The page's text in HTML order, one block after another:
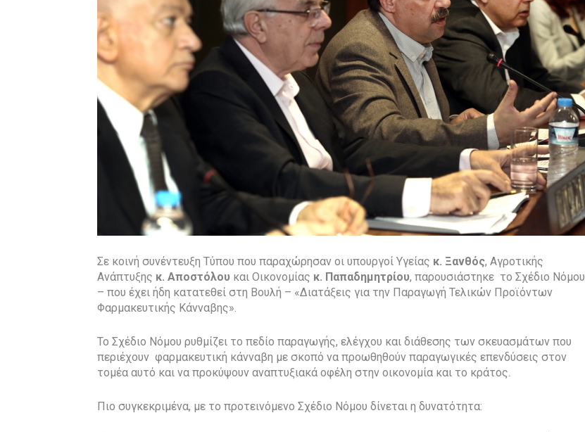
Σε κοινή συνέντευξη Τύπου που παραχώρησαν οι υπουργοί Υγείας κ. Ξανθός, Αγροτικής
Ανάπτυξης κ. Αποστόλου και Οικονομίας κ. Παπαδημητρίου, παρουσιάστηκε το Σχέδιο Νόμου
– που έχει ήδη κατατεθεί στη Βουλή – «Διατάξεις για την Παραγωγή Τελικών Προϊόντων
Φαρμακευτικής Κάνναβης».
Το Σχέδιο Νόμου ρυθμίζει το πεδίο παραγωγής, ελέγχου και διάθεσης των σκευασμάτων που
περιέχουν φαρμακευτική κάνναβη με σκοπό να προωθηθούν παραγωγικές επενδύσεις στον
τομέα αυτό και να προκύψουν αναπτυξιακά οφέλη στην οικονομία και το κράτος.
Πιο συγκεκριμένα, με το προτεινόμενο Σχέδιο Νόμου δίνεται η δυνατότητα: